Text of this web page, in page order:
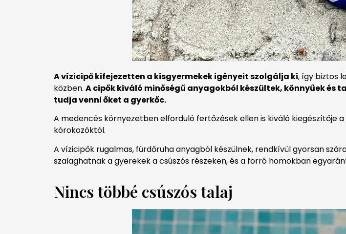
A vízicipő kifejezetten a kisgyermekek igényeit szolgálja ki, így biztos
közben. A cipők kiváló minőségű anyagokból készültek, könnyűek
tudja venni őket a gyerkőc.
A medencés környezetben elforduló fertőzések ellen is kiváló kiegészítője
kórokozóktól.
A vízicipők rugalmas, fürdőruha anyagból készülnek, rendkívül gyorsan
szalaghatnak a gyerekek a csúszós részeken, és a forró homokban
Nincs többé csúszós talaj​